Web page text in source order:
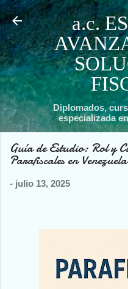
Ir al
a.c.
Diplomados,
especializada
Guía de Estudio: Rol y
Parafiscales en Venezuela
- julio 13, 2025